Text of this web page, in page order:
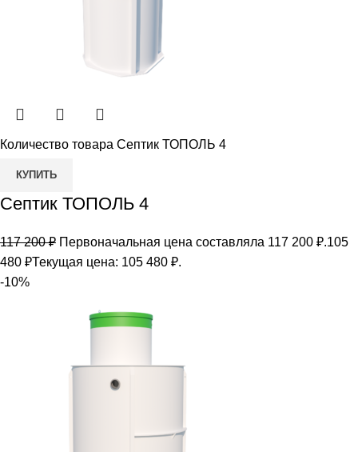
Количество товара Септик ТОПОЛЬ 4
КУПИТЬ
Септик ТОПОЛЬ 4
117 200₽ Первоначальная цена составляла 117 200 ₽.105
480 ₽Текущая цена: 105 480 ₽.
-10%